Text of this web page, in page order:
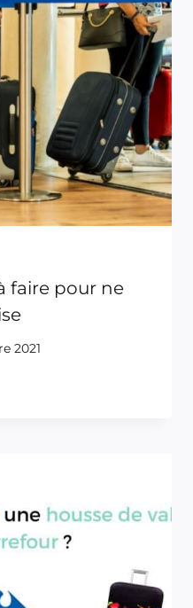
faire pour ne
2021